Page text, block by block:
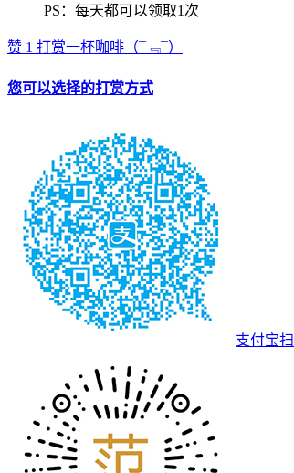
PS：每天都可以领取1次
赞 1 打赏一杯咖啡 （¯﹃¯）
您可以选择的打赏方式
支付宝